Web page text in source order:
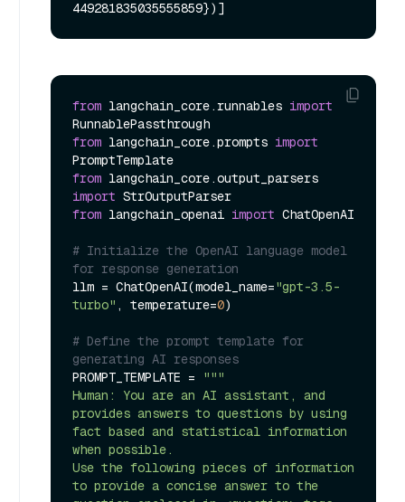
from langchain_core.runnables import
from langchain_core.prompts import
from
import
from langchain_openai import ChatOpenAI
# Initialize the OpenAI language model
for response generation
llm = ChatOpenAI(model_name="gpt-3.5-
turbo" , temperature=0)
# Define the prompt template for
generating AI responses
PROMPT_TEMPLATE =
"""
Human: You are an AI assistant, and
provides answers to questions by using
fact based and statistical information
when possible.
Use the following pieces of information
to provide a concise answer to the